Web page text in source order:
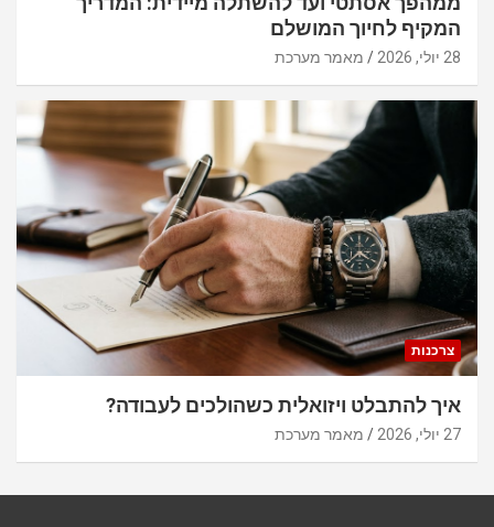
המקיף לחיוך המושלם
28 יולי, 2026 מאמר מערכת
צרכנות
איך להתבלט ויזואלית כשהולכים לעבודה?
27 יולי, 2026 מאמר מערכת